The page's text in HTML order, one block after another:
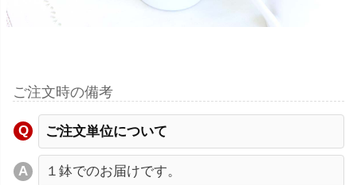
ご注文時の備考
ご注文単位について
１鉢でのお届けです。